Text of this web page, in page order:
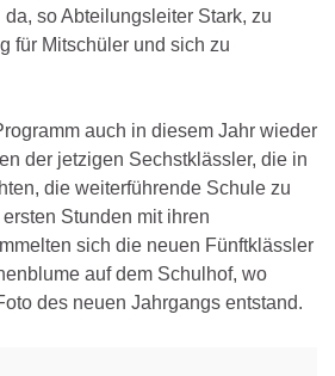
so Abteilungsleiter Stark, zu
für Mitschüler und sich zu
auch in diesem Jahr wieder
der jetzigen Sechstklässler, die in
die weiterführende Schule zu
Stunden mit ihren
sich die neuen Fünftklässler
auf dem Schulhof, wo
des neuen Jahrgangs entstand.